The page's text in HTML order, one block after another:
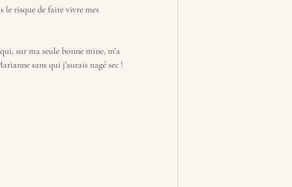
le risque de faire vivre mes
sur ma seule bonne mine, m’a
sans qui j'aurais nagé sec !